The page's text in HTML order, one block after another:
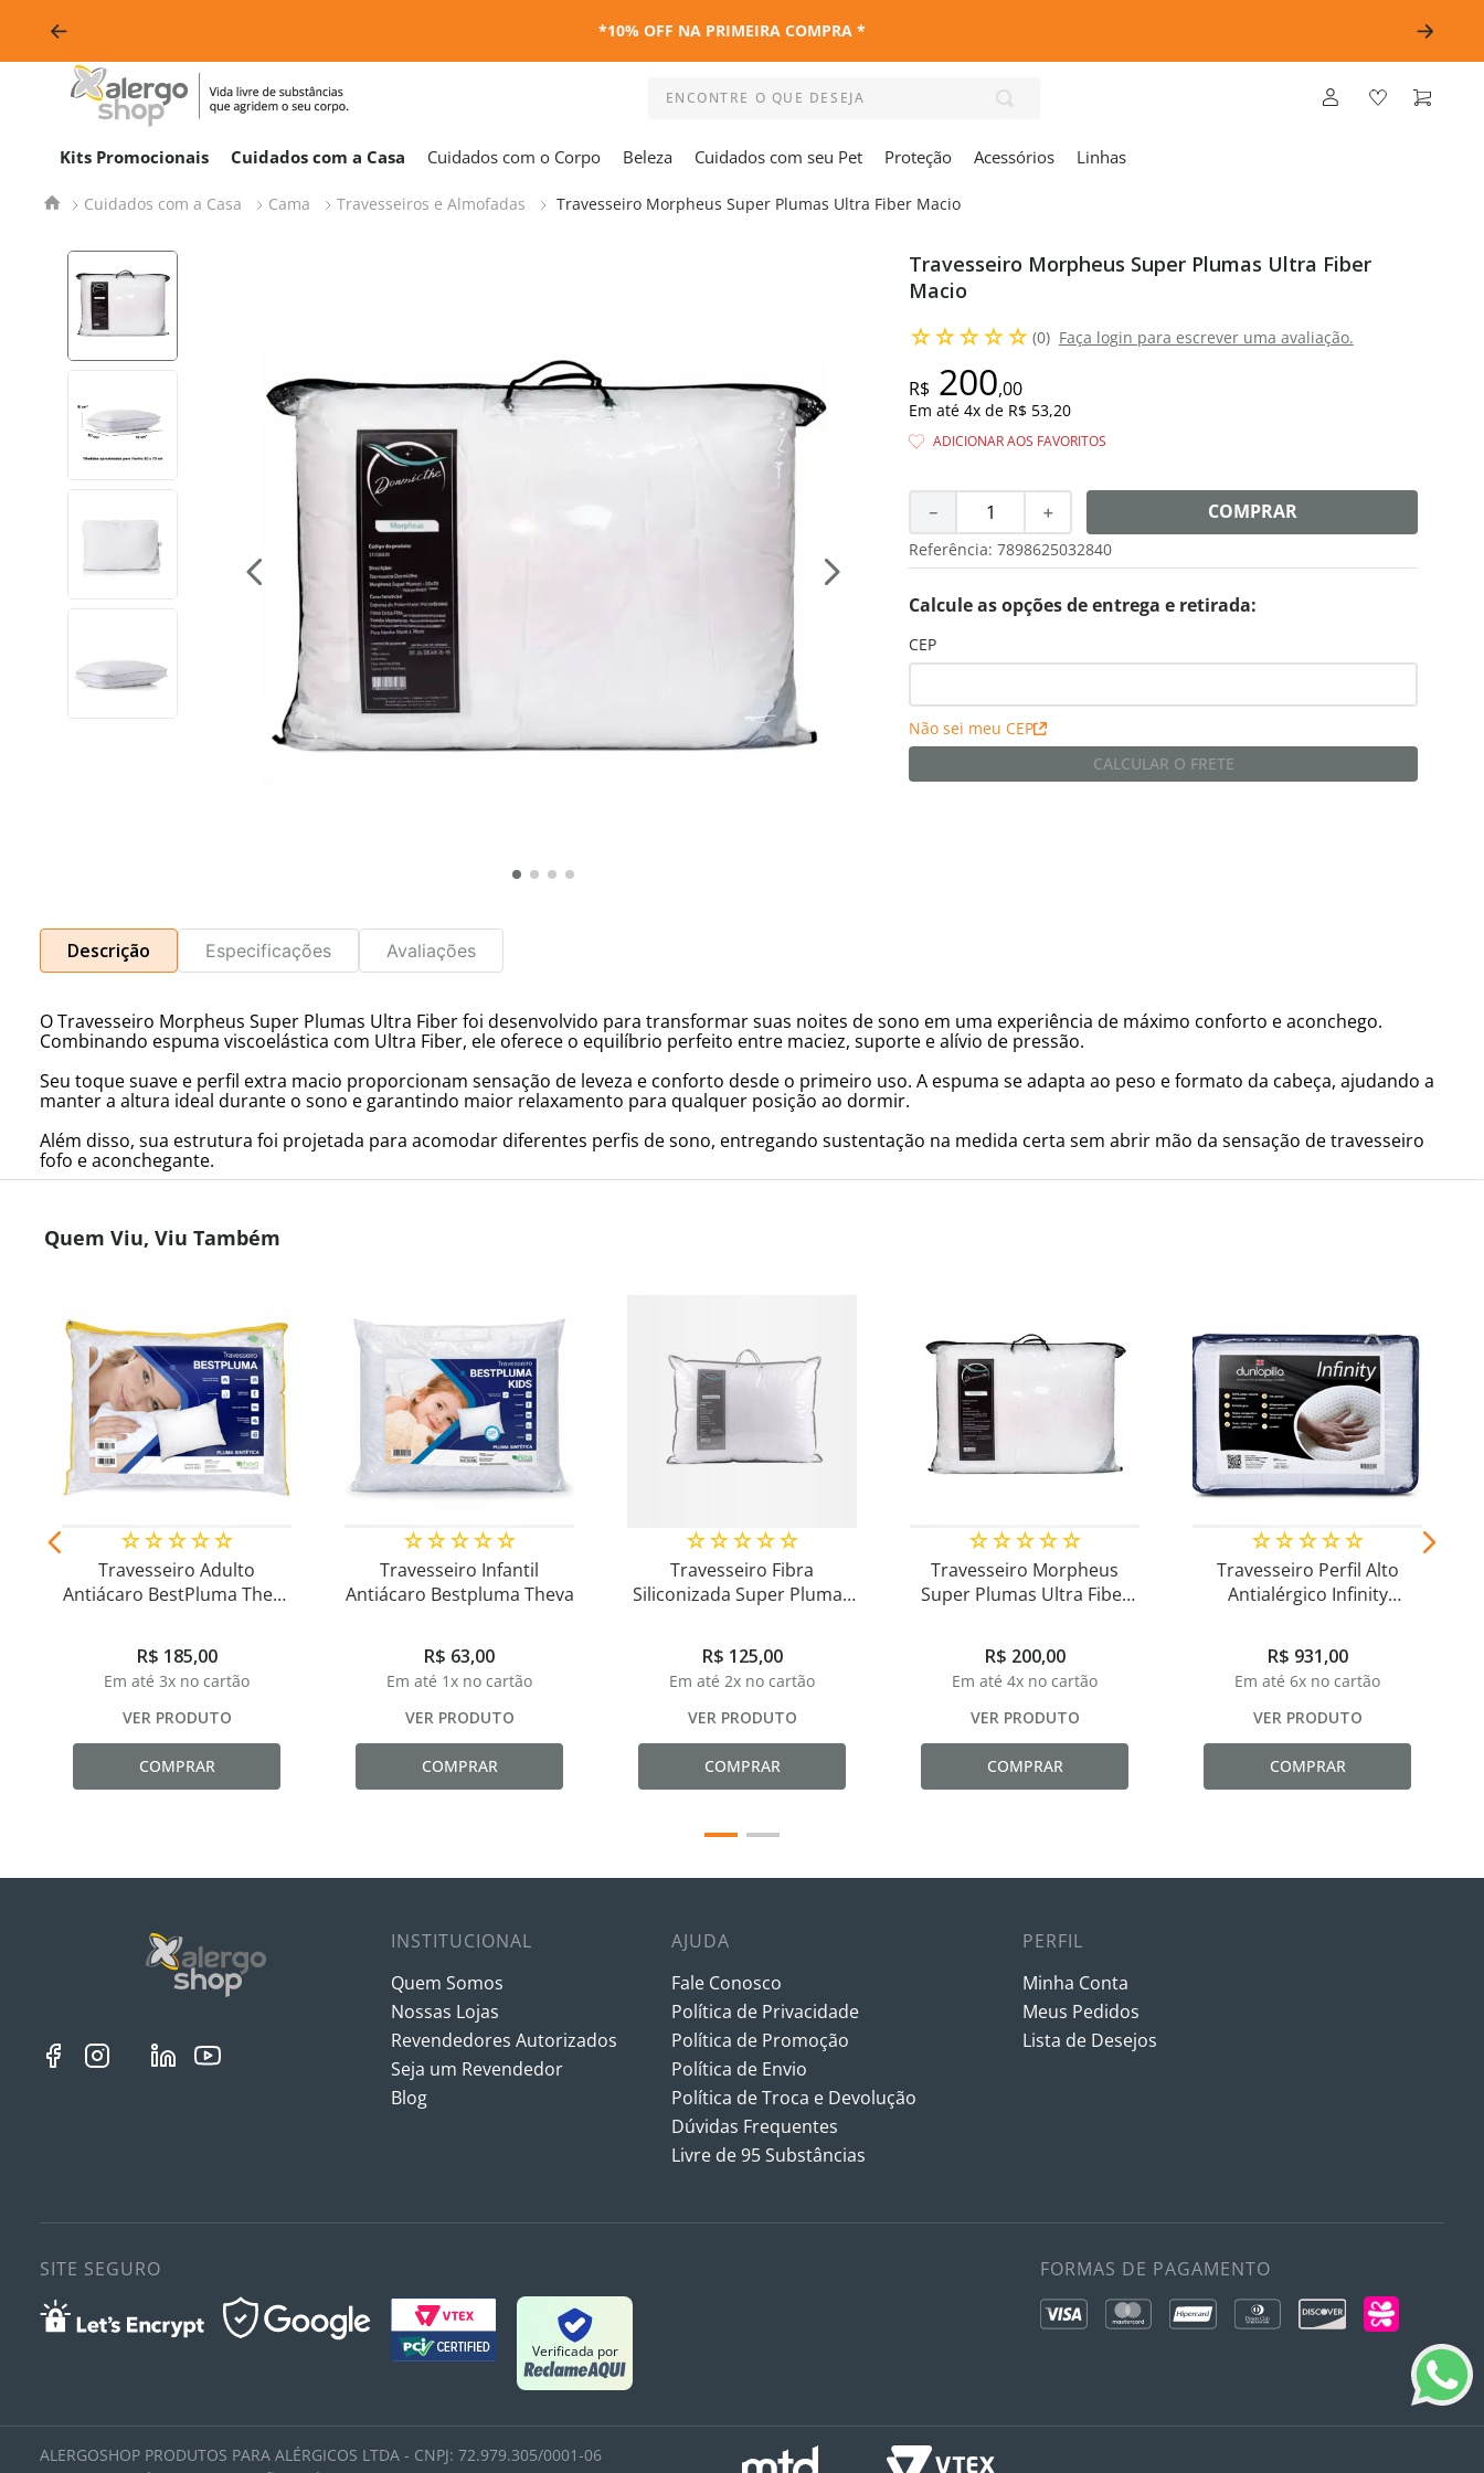
*10% OFF NA PRIMEIRA COMPRA *
Kits Promocionais Cuidados com a Casa Cuidados com o Corpo Beleza Cuidados com seu Pet Proteção Acessórios Linhas
Cuidados com a Casa Cama Travesseiros e Almofadas Travesseiro Morpheus Super Plumas Ultra Fiber Macio
Travesseiro Morpheus Super Plumas Ultra Fiber
Macio
☆☆☆☆☆ (0) Faça login para escrever uma avaliação.
R$ 200,00
Em até4x de R$ 53,20
＋
－ COMPRAR
Referência:7898625032840
Calcule as opções de entrega e retirada:
CEP
Não sei meu CEP
CALCULAR O FRETE
Descrição Especificações Avaliações
O Travesseiro Morpheus Super Plumas Ultra Fiber foi desenvolvido para transformar suas noites de sono em uma experiência de máximo conforto e aconchego.
Combinando espuma viscoelástica com Ultra Fiber, ele oferece o equilíbrio perfeito entre maciez, suporte e alívio de pressão.
Seu toque suave e perfil extra macio proporcionam sensação de leveza e conforto desde o primeiro uso. A espuma se adapta ao peso e formato da cabeça, ajudando a
manter a altura ideal durante o sono e garantindo maior relaxamento para qualquer posição ao dormir.
Além disso, sua estrutura foi projetada para acomodar diferentes perfis de sono, entregando sustentação na medida certa sem abrir mão da sensação de travesseiro
fofo e aconchegante.
Quem Viu, Viu Também
☆☆☆☆☆
Travesseiro Adulto
Antiácaro BestPluma Theva
R$ 185,00
Em até 3x no cartão
VER PRODUTO
COMPRAR
☆☆☆☆☆
Travesseiro Infantil
Antiácaro Bestpluma Theva
R$ 63,00
Em até 1x no cartão
VER PRODUTO
COMPRAR
☆☆☆☆☆
Travesseiro Fibra
Siliconizada Super Plumas
R$ 125,00
Em até 2x no cartão
VER PRODUTO
COMPRAR
☆☆☆☆☆
Travesseiro Morpheus
Super Plumas Ultra Fiber
R$ 200,00
Em até 4x no cartão
VER PRODUTO
COMPRAR
☆☆☆☆☆
Travesseiro Perfil Alto
Antialérgico Infinity
R$ 931,00
Em até 6x no cartão
VER PRODUTO
COMPRAR
INSTITUCIONAL
Quem Somos
Nossas Lojas
Revendedores Autorizados
Seja um Revendedor
Blog
AJUDA
Fale Conosco
Política de Privacidade
Política de Promoção
Política de Envio
Política de Troca e Devolução
Dúvidas Frequentes
Livre de 95 Substâncias
PERFIL
Minha Conta
Meus Pedidos
Lista de Desejos
SITE SEGURO
Verificada por
FORMAS DE PAGAMENTO
ALERGOSHOP PRODUTOS PARA ALÉRGICOS LTDA - CNPJ: 72.979.305/0001-06
2º esmalte
7º capa travesseiro
shampoo
desodorante
base